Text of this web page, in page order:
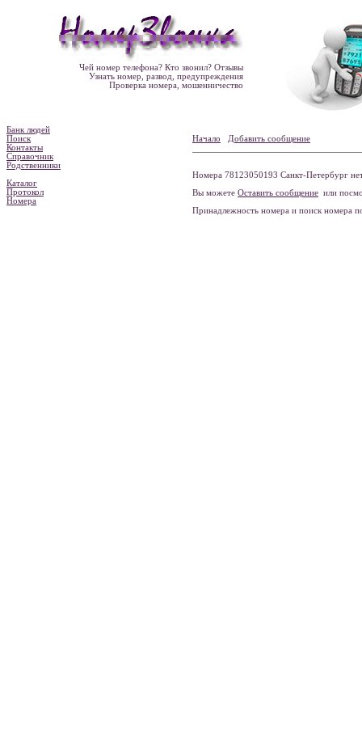
Чей номер телефона? Кто звонил? Отзывы
Узнать номер, развод, предупреждения
Проверка номера, мошенничество
Банк людей
Поиск
Контакты
Справочник
Родственники
Каталог
Протокол
Номера
Начало Добавить сообщение
Номера 78123050193 Санкт-Петербург
Вы можете Оставить сообщение или
Принадлежность номера и поиск номера